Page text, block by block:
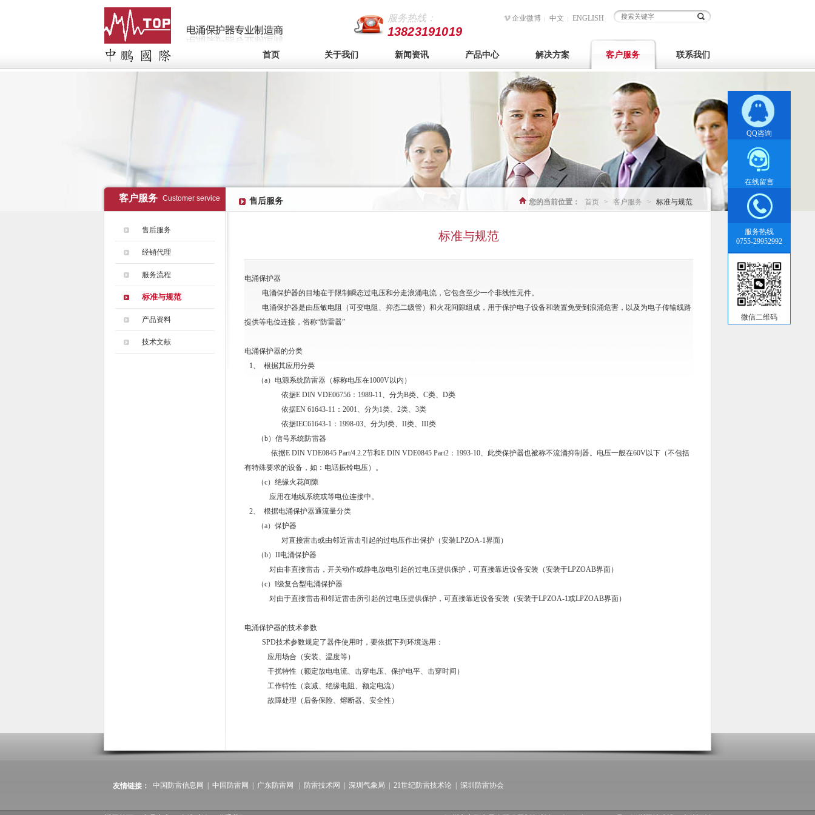
服务热线：
13823191019
企业微博 中文 ENGLISH
首页 关于我们 新闻资讯 产品中心 解决方案 客户服务 联系我们
客户服务 Customer service 售后服务 您的当前位置： 首页 > 客户服务 > 标准与规范
售后服务
经销代理
服务流程
标准与规范
产品资料
技术文献
标准与规范
电涌保护器
电涌保护器的目地在于限制瞬态过电压和分走浪涌电流，它包含至少一个非线性元件。
电涌保护器是由压敏电阻（可变电阻、抑态二级管）和火花间隙组成，用于保护电子设备和装置免受到浪涌危害，以及为电子传输线路
提供等电位连接，俗称“防雷器”
电涌保护器的分类
1、 根据其应用分类
（a）电源系统防雷器（标称电压在1000V以内）
依据E DIN VDE06756 ： 1989-11、分为B类、 C类、 D类
依据EN 61643-11 ： 2001、分为1类、 2类、 3类
依据IEC61643-1 ： 1998-03、分为I类、 II类、 III类
（b）信号系统防雷器
依据E DIN VDE0845 Part/4.2.2节和E DIN VDE0845 Part2 ： 1993-10、此类保护器也被称不流涌抑制器。电压一般在60V以下（不包括
有特殊要求的设备，如：电话振铃电压）。
（c）绝缘火花间隙
应用在地线系统或等电位连接中。
2、 根据电涌保护器通流量分类
（a）保护器
对直接雷击或由邻近雷击引起的过电压作出保护（安装LPZOA-1界面）
（b） II电涌保护器
对由非直接雷击，开关动作或静电放电引起的过电压提供保护，可直接靠近设备安装（安装于LPZOAB界面）
（c） I级复合型电涌保护器
对由于直接雷击和邻近雷击所引起的过电压提供保护，可直接靠近设备安装（安装于LPZOA-1或LPZOAB界面）
电涌保护器的技术参数
SPD技术参数规定了器件使用时，要依据下列环境选用：
应用场合（安装、温度等）
干扰特性（额定放电电流、击穿电压、保护电平、击穿时间）
工作特性（衰减、绝缘电阻、额定电流）
故障处理（后备保险、熔断器、安全性）
友情链接： 中国防雷信息网 中国防雷网 广东防雷网 防雷技术网 深圳气象局 21世纪防雷技术论 深圳防雷协会
QQ咨询
在线留言
服务热线
0755-29952992
微信二维码